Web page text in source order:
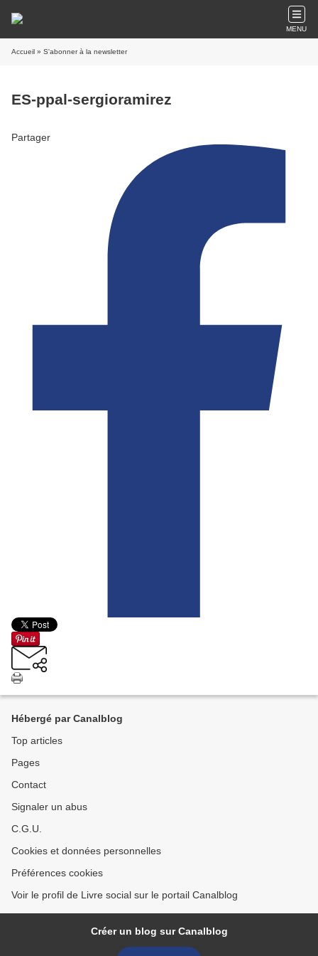
MENU
Accueil » S'abonner à la newsletter
ES-ppal-sergioramirez
Partager
Hébergé par Canalblog
Top articles
Pages
Contact
Signaler un abus
C.G.U.
Cookies et données personnelles
Préférences cookies
Voir le profil de Livre social sur le portail Canalblog
Créer un blog sur Canalblog